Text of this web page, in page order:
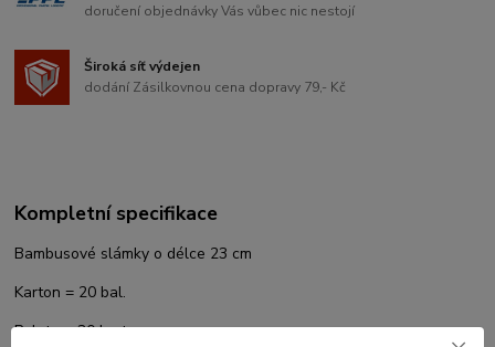
doručení objednávky Vás vůbec nic nestojí
Široká síť výdejen
dodání Zásilkovnou cena dopravy 79,- Kč
Kompletní specifikace
Bambusové slámky o délce 23 cm
Karton = 20 bal.
Paleta = 30 kart.